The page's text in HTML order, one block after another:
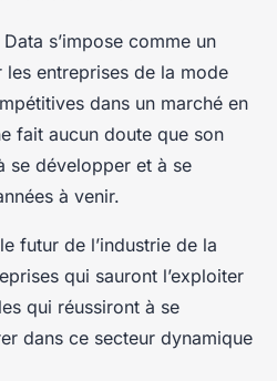
s’impose comme un
entreprises de la mode
dans un marché en
fait aucun doute que son
se développer et à se
à venir.
futur de l’industrie de la
qui sauront l’exploiter
qui réussiront à se
dans ce secteur dynamique